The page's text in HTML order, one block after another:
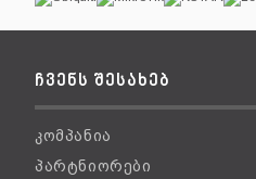
ჩვენს შესახებ
კომპანია
პარტნიორები